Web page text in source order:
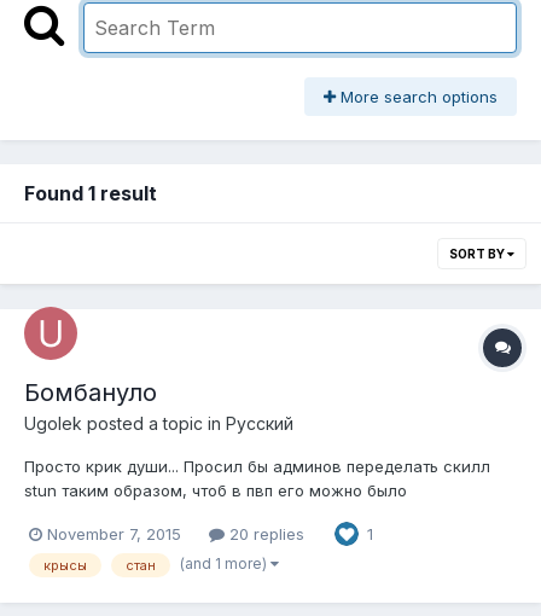
More search options
Found 1 result
SORT BY
Бомбануло
Ugolek posted a topic in Pусский
Просто крик души... Просил бы админов переделать скилл
stun таким образом, чтоб в пвп его можно было
уменьшить его шанс в пвп. Уж слишком много на сервере
крыс. Некий, простите, мудак подбегает к тебе, впиливает
November 7, 2015 20 replies 1
крысы стан (and 1 more)